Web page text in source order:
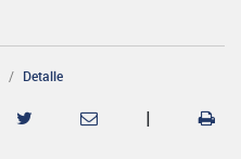
Detalle
|